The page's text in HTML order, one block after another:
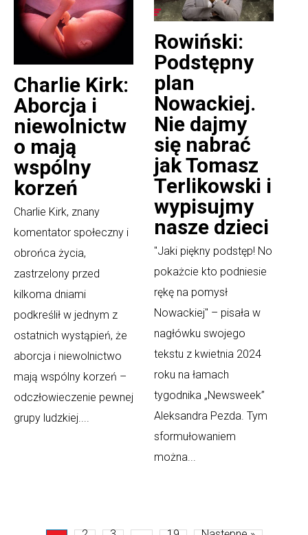
Charlie Kirk:
Aborcja i
niewolnictw
o mają
wspólny
korzeń
Charlie Kirk, znany
komentator społeczny i
obrońca życia,
zastrzelony przed
kilkoma dniami
podkreślił w jednym z
ostatnich wystąpień, że
aborcja i niewolnictwo
mają wspólny korzeń –
odczłowieczenie pewnej
grupy ludzkiej....
Rowiński:
Podstępny
plan
Nowackiej.
Nie dajmy
się nabrać
jak Tomasz
Terlikowski i
wypisujmy
nasze dzieci
"Jaki piękny podstęp! No
pokażcie kto podniesie
rękę na pomysł
Nowackiej" – pisała w
nagłówku swojego
tekstu z kwietnia 2024
roku na łamach
tygodnika „Newsweek”
Aleksandra Pezda. Tym
sformułowaniem
można...